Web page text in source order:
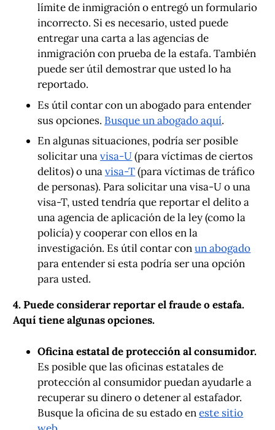
límite de inmigración o entregó un formulario
incorrecto. Si es necesario, usted puede
entregar una carta a las agencias de
inmigración con prueba de la estafa. También
puede ser útil demostrar que usted lo ha
reportado.
Es útil contar con un abogado para entender
sus opciones. Busque un abogado aquí.
En algunas situaciones, podría ser posible
solicitar unavisa-U(para víctimas de ciertos
delitos) o unavisa-T(para víctimas de tráfico
de personas). Para solicitar una visa-U o una
visa-T, usted tendría que reportar el delito a
una agencia de aplicación de la ley (como la
policía) y cooperar con ellos en la
investigación. Es útil contar conun abogado
para entender si esta podría ser una opción
para usted.
4. Puede considerar reportar el fraude o estafa.
Aquí tiene algunas opciones.
Oficina estatal de protección al consumidor.
Es posible que las oficinas estatales de
protección al consumidor puedan ayudarle a
recuperar su dinero o detener al estafador.
Busque la oficina de su estado eneste sitio